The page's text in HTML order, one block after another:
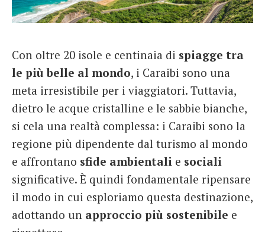
French
Con oltre 20 isole e centinaia di spiagge tra
le più belle al mondo, i Caraibi sono una
meta irresistibile per i viaggiatori. Tuttavia,
dietro le acque cristalline e le sabbie bianche,
si cela una realtà complessa: i Caraibi sono la
regione più dipendente dal turismo al mondo
e affrontano sfide ambientali e sociali
significative. È quindi fondamentale ripensare
il modo in cui esploriamo questa destinazione,
adottando un approccio più sostenibile e